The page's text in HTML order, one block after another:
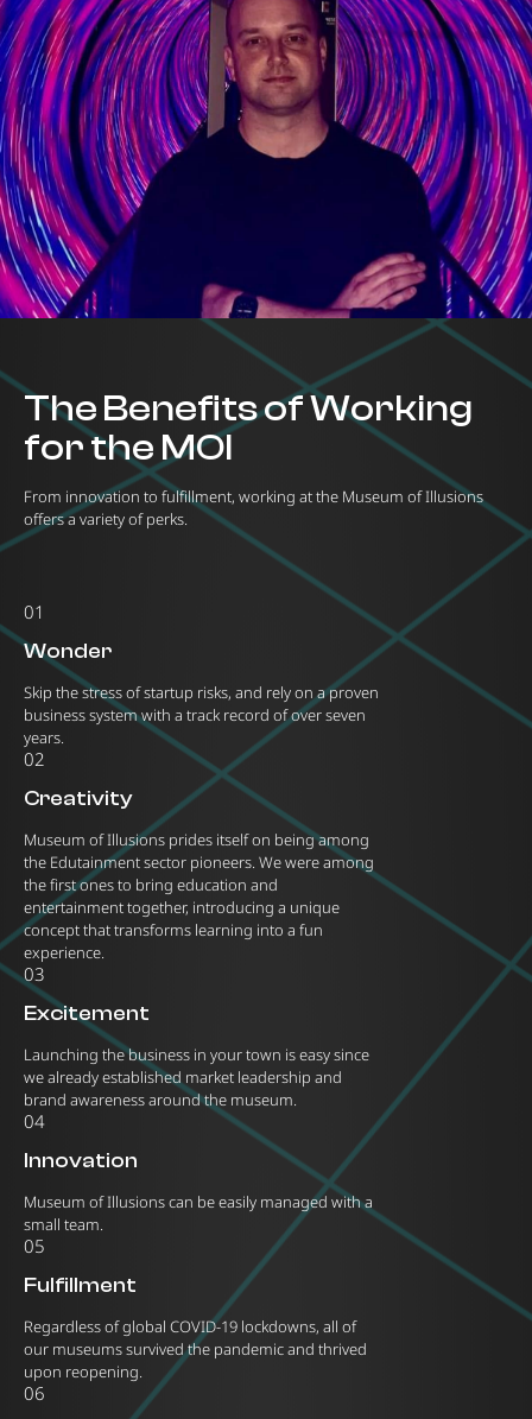
The Benefits of Working
for the MOI
From innovation to fulfillment, working at the Museum of Illusions
offers a variety of perks.
01
Wonder
Skip the stress of startup risks, and rely on a proven
business system with a track record of over seven
years.
02
Creativity
Museum of Illusions prides itself on being among
the Edutainment sector pioneers. We were among
the first ones to bring education and
entertainment together, introducing a unique
concept that transforms learning into a fun
experience.
03
Excitement
Launching the business in your town is easy since
we already established market leadership and
brand awareness around the museum.
04
Innovation
Museum of Illusions can be easily managed with a
small team.
05
Fulfillment
Regardless of global COVID-19 lockdowns, all of
our museums survived the pandemic and thrived
upon reopening.
06